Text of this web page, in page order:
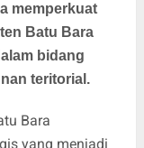
memperkuat
Batu Bara
bidang
teritorial.
Bara
yang menjadi